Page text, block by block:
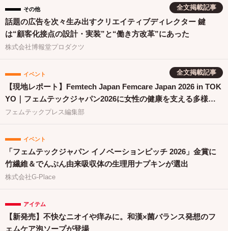
全文掲載記事
その他
話題の広告を次々生み出すクリエイティブディレクター 鍵
は“顧客化接点の設計・実装”と“働き方改革”にあった
株式会社博報堂プロダクツ
全文掲載記事
イベント
【現地レポート】Femtech Japan Femcare Japan 2026 in TOK
YO｜フェムテックジャパン2026に女性の健康を支える多様な
取り組みが集結
フェムテックプレス編集部
イベント
「フェムテックジャパン イノベーションピッチ 2026」金賞に
竹繊維＆でんぷん由来吸収体の生理用ナプキンが選出
株式会社G-Place
アイテム
【新発売】不快なニオイや痒みに。和漢×菌バランス発想のフ
ェムケア泡ソープが登場